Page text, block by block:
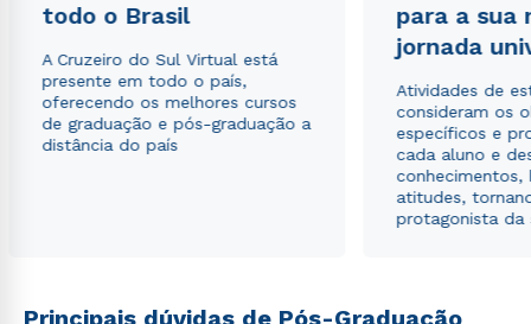
todo o Brasil
A Cruzeiro do Sul Virtual está
presente em todo o país,
oferecendo os melhores cursos
de graduação e pós-graduação a
distância do país
para a sua
jornada
Atividades de
consideram os
específicos e
cada aluno e
conhecimentos,
atitudes,
protagonista da
Principais dúvidas de Pós-Graduação
Estou de acordo com a Política de Privacidade.e
autorizo que meus dados sejam utilizados para o
envio de conteúdos da Cruzeiro do Sul.